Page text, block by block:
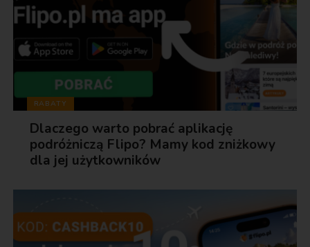
RABATY
Dlaczego warto pobrać aplikację
podróżniczą Flipo? Mamy kod zniżkowy
dla jej użytkowników